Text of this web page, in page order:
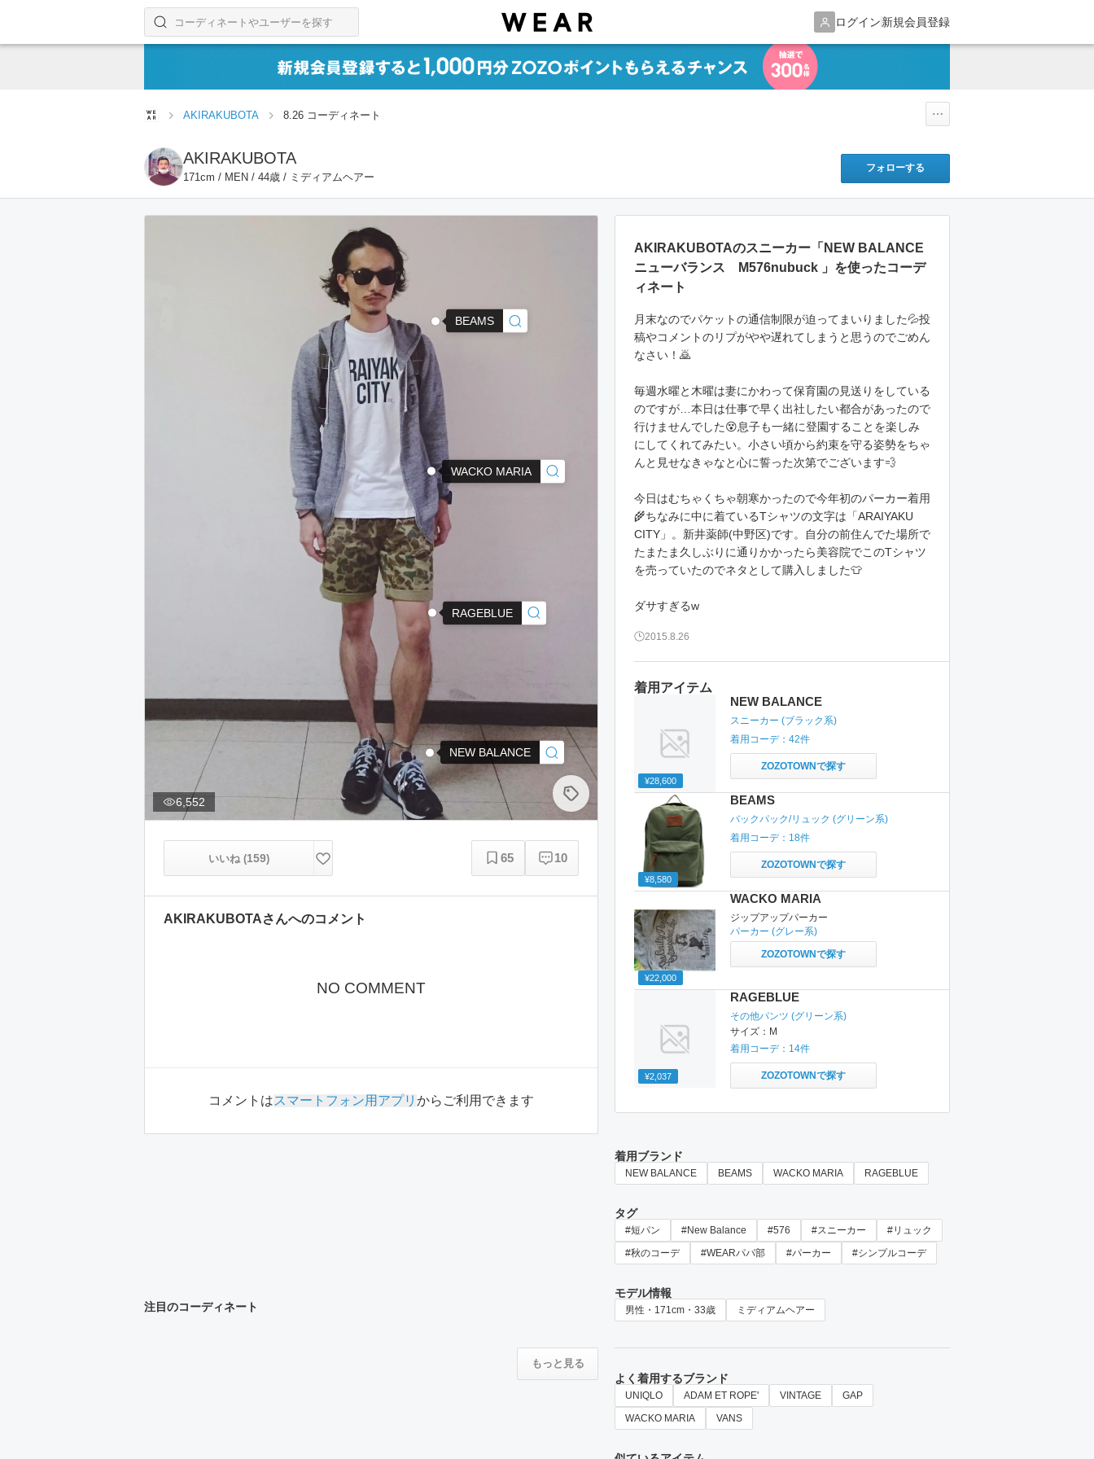
ログイン新規会員登録
コーディネートやユーザーを探す
検索する
AKIRAKUBOTA 8.26 コーディネート
AKIRAKUBOTA
171cm / MEN / 44歳 / ミディアムヘアー
フォローする
NEW BALANCE
BEAMS
WACKO MARIA
RAGEBLUE
6,552
いいね (159) 65 10
AKIRAKUBOTAさんへのコメント
NO COMMENT
コメントはスマートフォン用アプリ からご利用できます
着用アイテム
¥28,600
NEW BALANCE
スニーカー (ブラック系)
着用コーデ： 42件
ZOZOTOWNで探す
¥8,580
BEAMS
バックパック/リュック (グリーン系)
着用コーデ： 18件
ZOZOTOWNで探す
¥22,000
WACKO MARIA
ジップアップパーカー
パーカー (グレー系)
ZOZOTOWNで探す
¥2,037
RAGEBLUE
その他パンツ (グリーン系)
サイズ： M
着用コーデ： 14件
ZOZOTOWNで探す
AKIRAKUBOTAのスニーカー「NEW BALANCE
ニューバランス M576nubuck 」を使ったコーデ
ィネート
月末なのでパケットの通信制限が迫ってまいりました💦投
稿やコメントのリプがやや遅れてしまうと思うのでごめん
なさい！🙇
毎週水曜と木曜は妻にかわって保育園の見送りをしている
のですが…本日は仕事で早く出社したい都合があったので
行けませんでした😵息子も一緒に登園することを楽しみ
にしてくれてみたい。小さい頃から約束を守る姿勢をちゃ
んと見せなきゃなと心に誓った次第でございます💨
今日はむちゃくちゃ朝寒かったので今年初のパーカー着用
🌾ちなみに中に着ているTシャツの文字は「ARAIYAKU
CITY」。新井薬師(中野区)です。自分の前住んでた場所で
たまたま久しぶりに通りかかったら美容院でこのTシャツ
を売っていたのでネタとして購入しました👕
ダサすぎるw
2015.8.26
着用ブランド
NEW BALANCE BEAMS WACKO MARIA RAGEBLUE
タグ
#短パン #New Balance #576 #スニーカー
#リュック
#秋のコーデ
#WEARパパ部 #パーカー #シンプルコーデ
モデル情報
男性・171cm・33歳 ミディアムヘアー
よく着用するブランド
UNIQLO ADAM ET ROPE' VINTAGE
GAP
WACKO MARIA
VANS
注目のコーディネート
もっと見る